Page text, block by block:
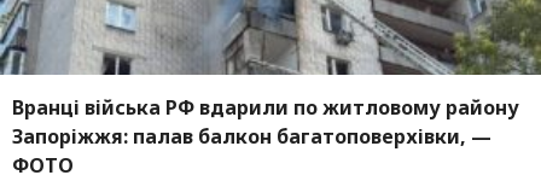
Вранці війська РФ вдарили по житловому району
Запоріжжя: палав балкон багатоповерхівки, —
ФОТО